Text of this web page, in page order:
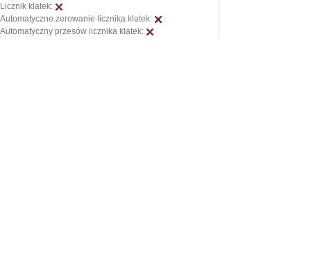
Licznik klatek:
Automatyczne zerowanie licznika klatek:
Automatyczny przesów licznika klatek: